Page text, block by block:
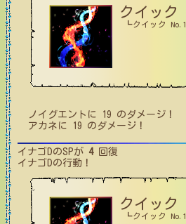
クイック
┗クイック No.1
ノイグエント に 19 のダメージ！
アカネ に 19 のダメージ！
イナゴDのSPが 4回復
イナゴDの行動！
クイック
┗クイック No.1